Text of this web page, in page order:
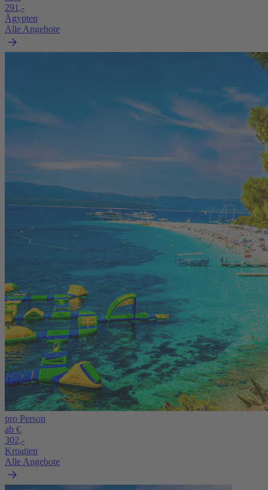
291,-
Ägypten
Alle Angebote
pro Person
ab €
302,-
Kroatien
Alle Angebote